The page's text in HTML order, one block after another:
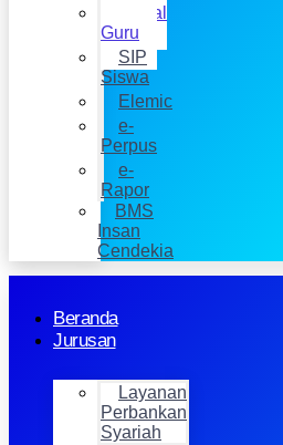
Jurnal
Guru
SIP
Siswa
Elemic
e-
Perpus
e-
Rapor
BMS
Insan
Cendekia
Beranda
Jurusan
Layanan
Perbankan
Syariah